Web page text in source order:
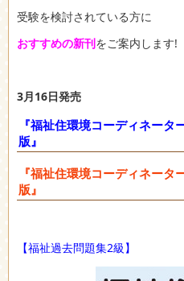
受験を検討されている方に
おすすめの新刊をご案内します!
3月16日発売
『福祉住環境コーディネー
版』
『福祉住環境コーディネー
版』
【福祉過去問題集2級】